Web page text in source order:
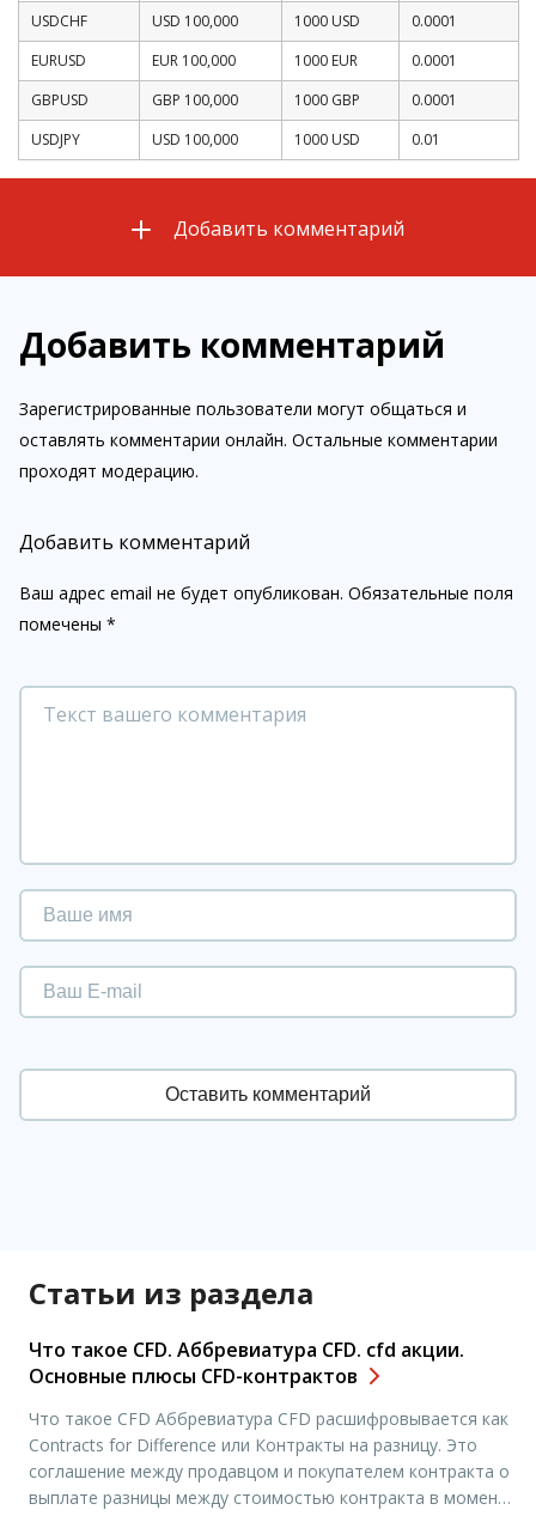
USDCHF
USD 100,000 1000 USD
0.0001
EURUSD
EUR 100,000 1000 EUR
0.0001
GBPUSD
GBP 100,000 1000 GBP
0.0001
USDJPY
USD 100,000 1000 USD 0.01
Добавить комментарий
Добавить комментарий
Зарегистрированные пользователи могут общаться и
оставлять комментарии онлайн. Остальные комментарии
проходят модерацию.
Добавить комментарий
Ваш адрес email не будет опубликован. Обязательные поля
помечены *
Статьи из раздела
Что такое CFD. Аббревиатура CFD. cfd акции.
Основные плюсы CFD-контрактов
Что такое CFD Аббревиатура CFD расшифровывается как
Contracts for Difference или Контракты на разницу. Это
соглашение между продавцом и покупателем контракта о
выплате разницы между стоимостью контракта в момент